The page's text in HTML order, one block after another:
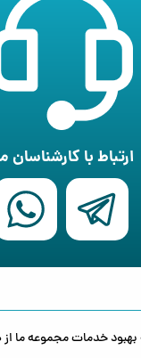
سه لت
برای:
چهار لت و
متنوع
تخصصی
ارتباط با کارشناسان
بهبود خدمات مجموعه ما